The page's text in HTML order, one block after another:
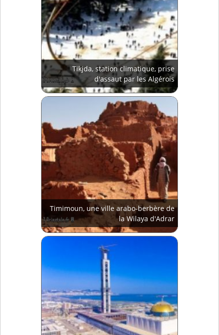
Tikjda, station climatique, prise
d'assaut par les Algérois
Timimoun, une ville arabo-berbère de
la Wilaya d'Adrar